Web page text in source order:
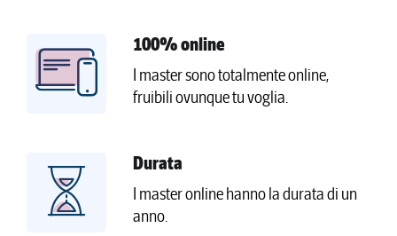
100% online
I master sono totalmente online,
fruibili ovunque tu voglia.
Durata
I master online hanno la durata di un
anno.